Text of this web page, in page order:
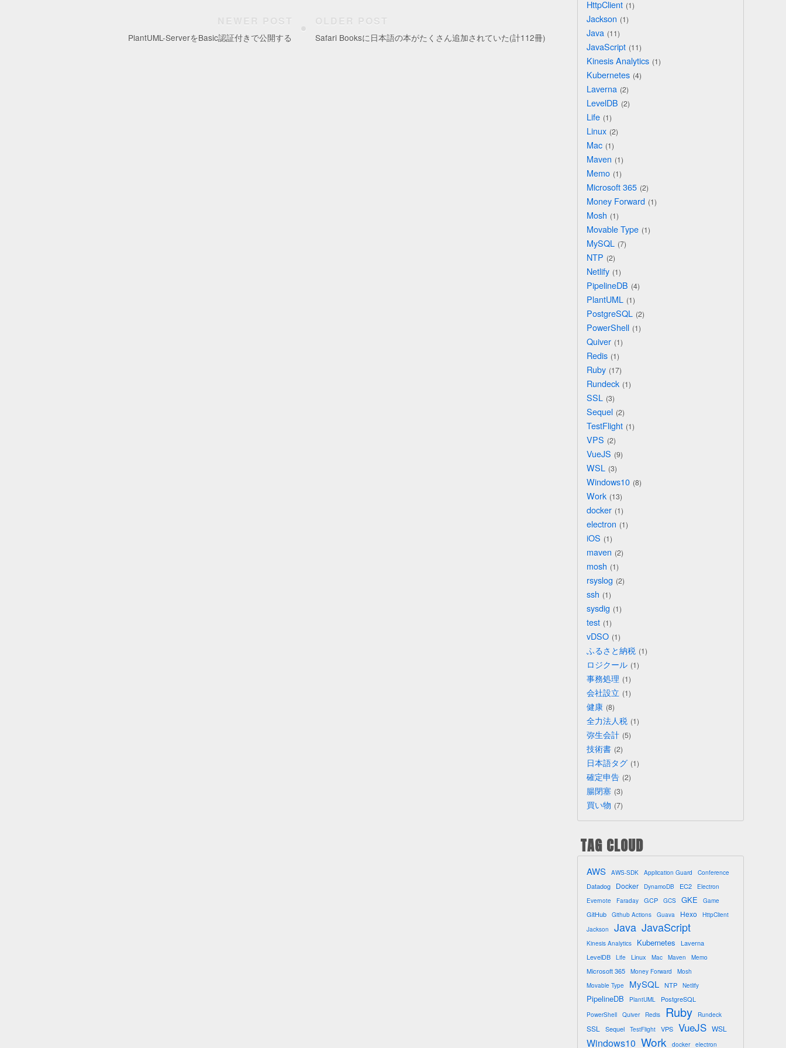
NEWER POST
PlantUML-ServerをBasic認証付きで公開する
OLDER POST
Safari Booksに日本語の本がたくさん追加されていた(計112冊)
HttpClient 1
Jackson 1
Java 11
JavaScript 11
Kinesis Analytics 1
Kubernetes 4
Laverna 2
LevelDB 2
Life 1
Linux 2
Mac 1
Maven 1
Memo 1
Microsoft 365 2
Money Forward 1
Mosh 1
Movable Type 1
MySQL 7
NTP 2
Netlify 1
PipelineDB 4
PlantUML 1
PostgreSQL 2
PowerShell 1
Quiver 1
Redis 1
Ruby 17
Rundeck 1
SSL 3
Sequel 2
TestFlight 1
VPS 2
VueJS 9
WSL 3
Windows10 8
Work 13
docker 1
electron 1
iOS 1
maven 2
mosh 1
rsyslog 2
ssh 1
sysdig 1
test 1
vDSO 1
ふるさと納税 1
ロジクール 1
事務処理 1
会社設立 1
健康 8
全力法人税 1
弥生会計 5
技術書 2
日本語タグ 1
確定申告 2
腸閉塞 3
買い物 7
TAG CLOUD
AWS AWS-SDK Application Guard Conference
Datadog Docker DynamoDB EC2
Electron
Evernote
Faraday GCP GCS GKE Game
GitHub Github Actions Guava Hexo
HttpClient
Jackson
Java JavaScript
Kinesis Analytics Kubernetes
Laverna
LevelDB
Life Linux Mac Maven Memo
Microsoft 365 Money Forward
Mosh
Movable Type
MySQL NTP Netlify
PipelineDB PlantUML PostgreSQL
PowerShell Quiver Redis Ruby Rundeck
SSL Sequel TestFlight VPS VueJS WSL
Windows10 Work docker electron